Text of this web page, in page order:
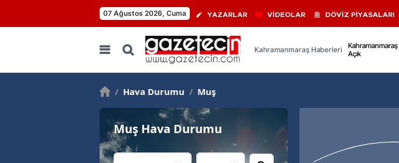
07 Ağustos 2026, Cuma YAZARLAR VİDEOLAR DÖVİZ PİYASALARI
Kahramanmaraş Haberleri
Kahramanmaraş
AçıkAdıyaman
Ağrı
/ Hava Durumu / Muş
Muş Hava Durumu